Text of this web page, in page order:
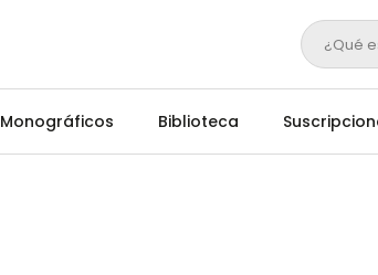
¿Qué
Monográficos Biblioteca